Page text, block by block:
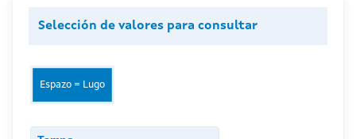
Selección de valores para consultar
Espazo = Lugo